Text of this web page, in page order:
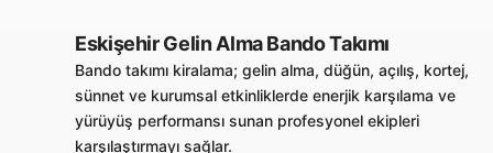
Eskişehir Gelin Alma Bando Takımı
Bando takımı kiralama; gelin alma, düğün, açılış, kortej,
sünnet ve kurumsal etkinliklerde enerjik karşılama ve
yürüyüş performansı sunan profesyonel ekipleri
karşılaştırmayı sağlar.